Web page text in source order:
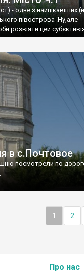
- одне з найцікавіших
півострова .Ну,але
розвіяти цей
в с.Почтовое
посмотрели по
1 2
Про нас